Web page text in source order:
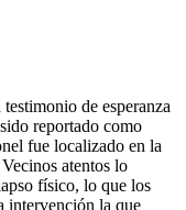
de esperanza
reportado como
fue localizado en la
atentos lo
físico, lo que los
intervención la que